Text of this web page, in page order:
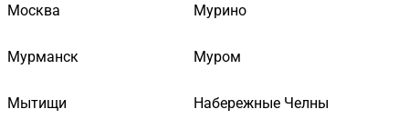
Москва Мурино
Мурманск Муром
Мытищи Набережные Челны